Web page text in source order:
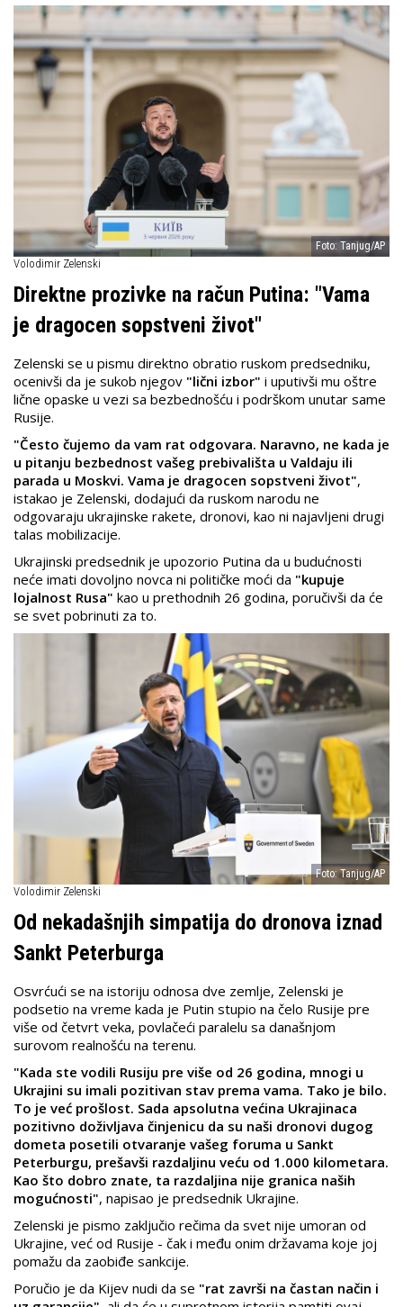
Foto: Tanjug/AP
Volodimir Zelenski
Direktne prozivke na račun Putina: "Vama
je dragocen sopstveni život"
Zelenski se u pismu direktno obratio ruskom predsedniku,
ocenivši da je sukob njegov "lični izbor" i uputivši mu oštre
lične opaske u vezi sa bezbednošću i podrškom unutar same
Rusije.
"Često čujemo da vam rat odgovara. Naravno, ne kada je
u pitanju bezbednost vašeg prebivališta u Valdaju ili
parada u Moskvi. Vama je dragocen sopstveni život",
istakao je Zelenski, dodajući da ruskom narodu ne
odgovaraju ukrajinske rakete, dronovi, kao ni najavljeni drugi
talas mobilizacije.
Ukrajinski predsednik je upozorio Putina da u budućnosti
neće imati dovoljno novca ni političke moći da "kupuje
lojalnost Rusa" kao u prethodnih 26 godina, poručivši da će
se svet pobrinuti za to.
Foto: Tanjug/AP
Volodimir Zelenski
Od nekadašnjih simpatija do dronova iznad
Sankt Peterburga
Osvrćući se na istoriju odnosa dve zemlje, Zelenski je
podsetio na vreme kada je Putin stupio na čelo Rusije pre
više od četvrt veka, povlačeći paralelu sa današnjom
surovom realnošću na terenu.
"Kada ste vodili Rusiju pre više od 26 godina, mnogi u
Ukrajini su imali pozitivan stav prema vama. Tako je bilo.
To je već prošlost. Sada apsolutna većina Ukrajinaca
pozitivno doživljava činjenicu da su naši dronovi dugog
dometa posetili otvaranje vašeg foruma u Sankt
Peterburgu, prešavši razdaljinu veću od 1.000 kilometara.
Kao što dobro znate, ta razdaljina nije granica naših
mogućnosti", napisao je predsednik Ukrajine.
Zelenski je pismo zaključio rečima da svet nije umoran od
Ukrajine, već od Rusije - čak i među onim državama koje joj
pomažu da zaobiđe sankcije.
Poručio je da Kijev nudi da se "rat završi na častan način i